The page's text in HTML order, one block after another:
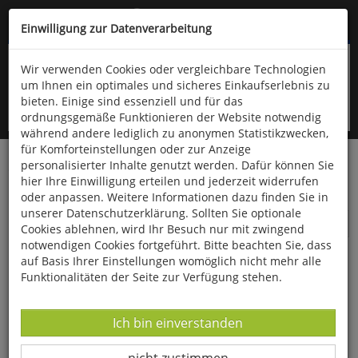
Kompletten Head der Seite überspringen
oder (06766) 9323-960
Startseite Schönes & Dekoratives
Dies & Das
Lederwaren
Lederwaren
Einwilligung zur Datenverarbeitung
Wir verwenden Cookies oder vergleichbare Technologien
um Ihnen ein optimales und sicheres Einkaufserlebnis zu
bieten. Einige sind essenziell und für das
ordnungsgemäße Funktionieren der Website notwendig
während andere lediglich zu anonymen Statistikzwecken,
für Komforteinstellungen oder zur Anzeige
personalisierter Inhalte genutzt werden. Dafür können Sie
hier Ihre Einwilligung erteilen und jederzeit widerrufen
oder anpassen. Weitere Informationen dazu finden Sie in
unserer Datenschutzerklärung. Sollten Sie optionale
Cookies ablehnen, wird Ihr Besuch nur mit zwingend
notwendigen Cookies fortgeführt. Bitte beachten Sie, dass
auf Basis Ihrer Einstellungen womöglich nicht mehr alle
Funktionalitäten der Seite zur Verfügung stehen.
Datenverarbeitung -
Ich bin einverstanden